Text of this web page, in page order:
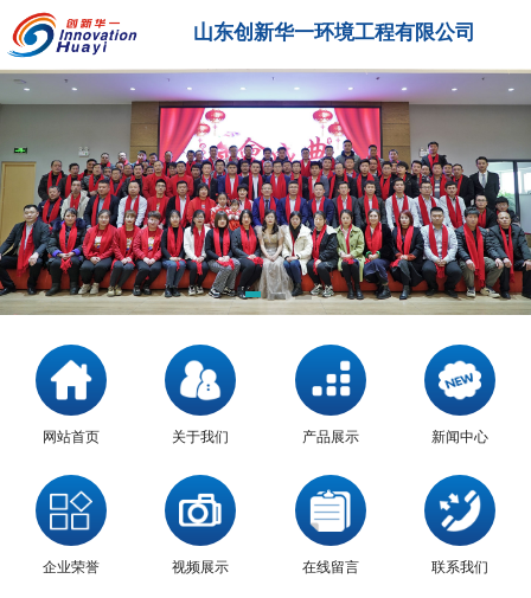
山东创新华一环境工程有限公司
网站首页 关于我们 产品展示 新闻中心
企业荣誉 视频展示 在线留言 联系我们